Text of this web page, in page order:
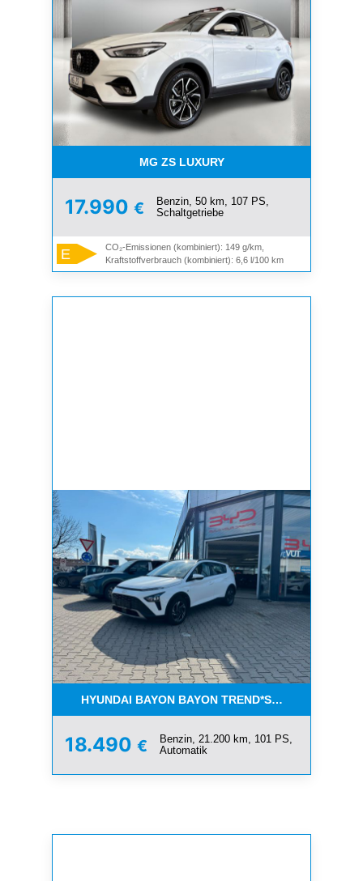
MG ZS LUXURY
17.990 €
Benzin, 50 km, 107 PS,
Schaltgetriebe
E
CO₂-Emissionen (kombiniert): 149 g/km,
Kraftstoffverbrauch (kombiniert): 6,6 l/100 km
HYUNDAI BAYON BAYON TREND*SERVICE NEU*1
18.490 €
Benzin, 21.200 km, 101 PS,
Automatik